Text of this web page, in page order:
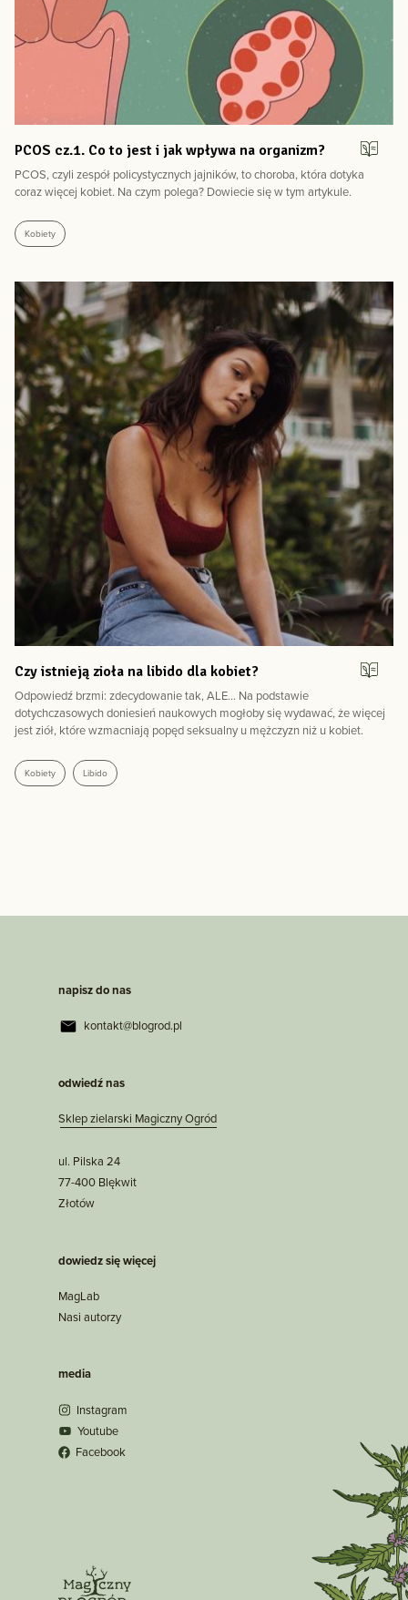
PCOS cz.1. Co to jest i jak wpływa na organizm?
PCOS, czyli zespół policystycznych jajników, to choroba, która dotyka
coraz więcej kobiet. Na czym polega? Dowiecie się w tym artykule.
Kobiety
Czy istnieją zioła na libido dla kobiet?
Odpowiedź brzmi: zdecydowanie tak, ALE… Na podstawie
dotychczasowych doniesień naukowych mogłoby się wydawać, że więcej
jest ziół, które wzmacniają popęd seksualny u mężczyzn niż u kobiet.
Kobiety Libido
napisz do nas
kontakt@blogrod.pl
odwiedź nas
Sklep zielarski Magiczny Ogród
ul. Pilska 24
77-400 Blękwit
Złotów
dowiedz się więcej
MagLab
Nasi autorzy
media
Instagram
Youtube
Facebook